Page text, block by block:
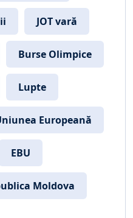
JOT vară
Burse Olimpice
Lupte
Europeană
EBU
Moldova